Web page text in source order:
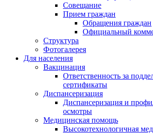
Совещание
Прием граждан
Обращения граждан
Официальный
Структура
Фотогалерея
Для населения
Вакцинация
Ответственность за
сертификаты
Диспансеризация
Диспансеризация и
осмотры
Медицинская помощь
Высокотехнологичная